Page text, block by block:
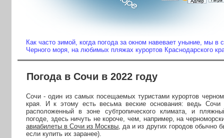
Как часто зимой, когда погода за окном навевает уныние, мы в
Черного моря, на любимых пляжах курортов Краснодарского
Погода в Сочи в 2022 году
Сочи - один из самых посещаемых туристами курортов
края. И к этому есть весьма веские основания: ведь Сочи
расположенный в зоне субтропического климата, и
погоде, здесь ничуть не короче, чем, например, на
авиабилеты в Сочи из Москвы , да и из других городов обычно
если купить их заранее).